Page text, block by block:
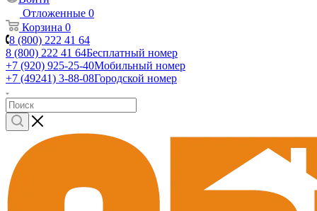
Отложенные 0
Корзина 0
8 (800) 222 41 64
8 (800) 222 41 64Бесплатный номер
+7 (920) 925-25-40Мобильный номер
+7 (49241) 3-88-08Городской номер